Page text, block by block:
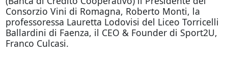
Consorzio Vini di Romagna, Roberto Monti, la
professoressa Lauretta Lodovisi del Liceo Torricelli
Ballardini di Faenza, il CEO & Founder di Sport2U,
Franco Culcasi.